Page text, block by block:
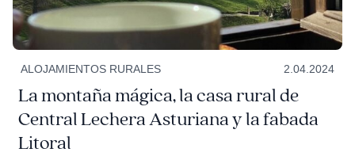
ALOJAMIENTOS RURALES 2.04.2024
La montaña mágica, la casa rural de
Central Lechera Asturiana y la fabada
Litoral